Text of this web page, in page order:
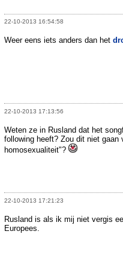
22-10-2013 16:54:58
Weer eens iets anders dan het
22-10-2013 17:13:56
Weten ze in Rusland dat het
following heeft? Zou dit niet gaan
homosexualiteit"?
22-10-2013 17:21:23
Rusland is als ik mij niet vergis
Europees.